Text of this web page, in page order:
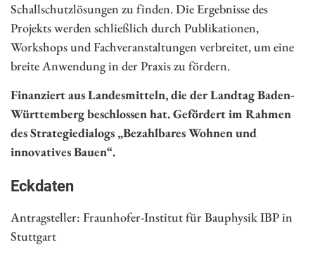
Schallschutzlösungen zu finden. Die Ergebnisse des
Projekts werden schließlich durch Publikationen,
Workshops und Fachveranstaltungen verbreitet, um eine
breite Anwendung in der Praxis zu fördern.
Finanziert aus Landesmitteln, die der Landtag Baden-
Württemberg beschlossen hat. Gefördert im Rahmen
des Strategiedialogs „Bezahlbares Wohnen und
innovatives Bauen“.
Eckdaten
Antragsteller: Fraunhofer-Institut für Bauphysik IBP in
Stuttgart